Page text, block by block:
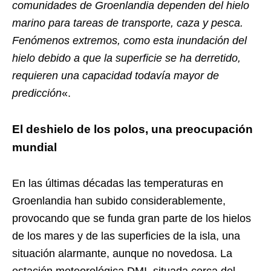
comunidades de Groenlandia dependen del hielo
marino para tareas de transporte, caza y pesca.
Fenómenos extremos, como esta inundación del
hielo debido a que la superficie se ha derretido,
requieren una capacidad todavía mayor de
predicción«.
El deshielo de los polos, una preocupación
mundial
En las últimas décadas las temperaturas en
Groenlandia han subido considerablemente,
provocando que se funda gran parte de los hielos
de los mares y de las superficies de la isla, una
situación alarmante, aunque no novedosa. La